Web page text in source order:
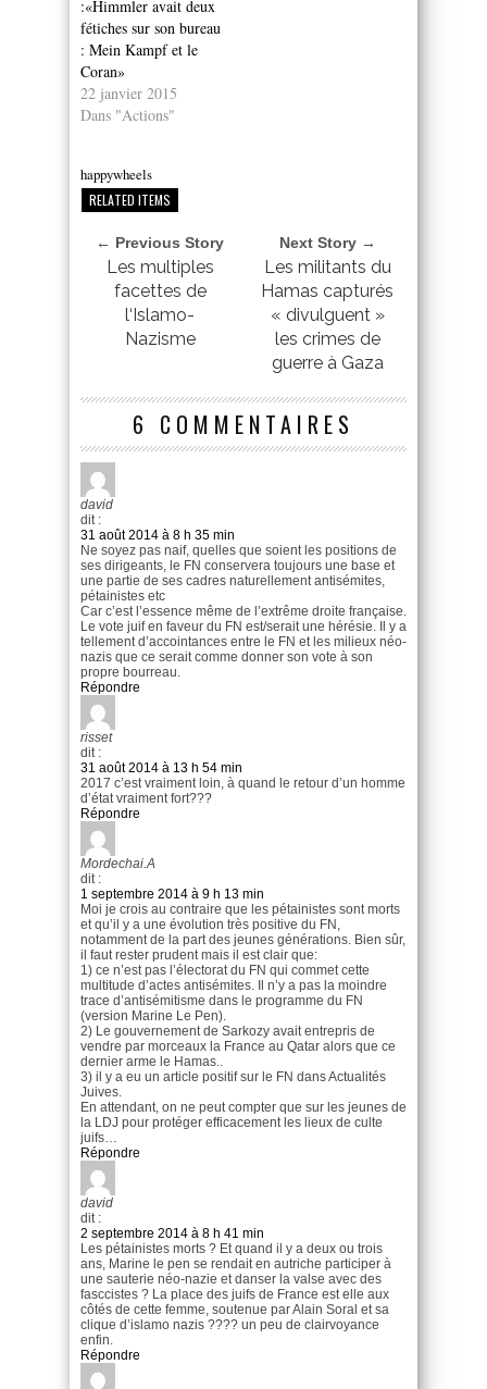
:«Himmler avait deux
fétiches sur son bureau
: Mein Kampf et le
Coran»
22 janvier 2015
Dans "Actions"
happywheels
RELATED ITEMS
← Previous Story
Les multiples
facettes de
l‘Islamo-
Nazisme
Next Story →
Les militants du
Hamas capturés
« divulguent »
les crimes de
guerre à Gaza
6 COMMENTAIRES
david
dit :
31 août 2014 à 8 h 35 min
Ne soyez pas naif, quelles que soient les positions de
ses dirigeants, le FN conservera toujours une base et
une partie de ses cadres naturellement antisémites,
pétainistes etc
Car c’est l’essence même de l’extrême droite française.
Le vote juif en faveur du FN est/serait une hérésie. Il y a
tellement d’accointances entre le FN et les milieux néo-
nazis que ce serait comme donner son vote à son
propre bourreau.
Répondre
risset
dit :
31 août 2014 à 13 h 54 min
2017 c’est vraiment loin, à quand le retour d’un homme
d’état vraiment fort???
Répondre
Mordechai.A
dit :
1 septembre 2014 à 9 h 13 min
Moi je crois au contraire que les pétainistes sont morts
et qu’il y a une évolution très positive du FN,
notamment de la part des jeunes générations. Bien sûr,
il faut rester prudent mais il est clair que:
1) ce n’est pas l’électorat du FN qui commet cette
multitude d’actes antisémites. Il n’y a pas la moindre
trace d’antisémitisme dans le programme du FN
(version Marine Le Pen).
2) Le gouvernement de Sarkozy avait entrepris de
vendre par morceaux la France au Qatar alors que ce
dernier arme le Hamas..
3) il y a eu un article positif sur le FN dans Actualités
Juives.
En attendant, on ne peut compter que sur les jeunes de
la LDJ pour protéger efficacement les lieux de culte
juifs…
Répondre
david
dit :
2 septembre 2014 à 8 h 41 min
Les pétainistes morts ? Et quand il y a deux ou trois
ans, Marine le pen se rendait en autriche participer à
une sauterie néo-nazie et danser la valse avec des
fasccistes ? La place des juifs de France est elle aux
côtés de cette femme, soutenue par Alain Soral et sa
clique d’islamo nazis ???? un peu de clairvoyance
enfin.
Répondre